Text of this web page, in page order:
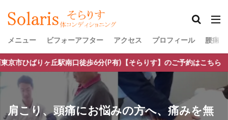
メニュー ビフォーアフター アクセス プロフィール 腰痛
南口徒歩6分(P有)【そらりす】のご予約はこちら
肩こり、頭痛にお悩みの方へ、痛みを無